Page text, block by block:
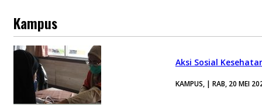
Kampus
Aksi Sosial
KAMPUS, | RAB, 20 MEI